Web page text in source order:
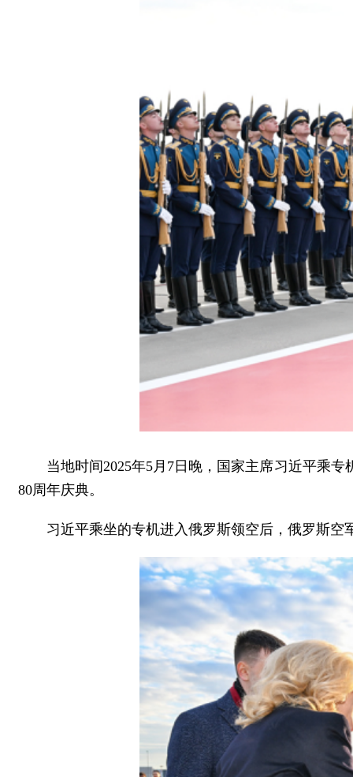
当地时间2025年5月7日晚，国家主席习近平乘
80周年庆典。
习近平乘坐的专机进入俄罗斯领空后，俄罗斯空